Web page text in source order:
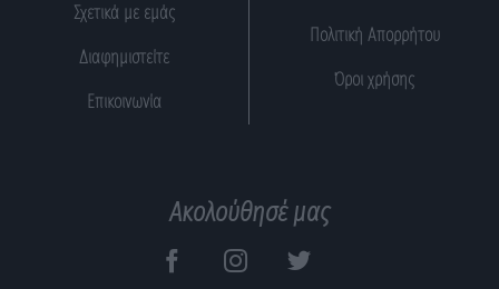
Σχετικά με εμάς
Διαφημιστείτε
Επικοινωνία
Πολιτική Απορρήτου
Όροι χρήσης
Ακολούθησέ μας